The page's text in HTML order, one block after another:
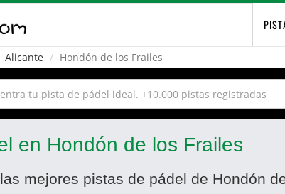
Alicante Hondón de los Frailes
en Hondón de los Frailes
mejores pistas de pádel de Hondón